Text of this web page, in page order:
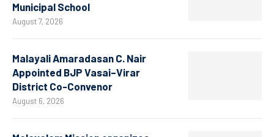
Municipal School
August 7, 2026
Malayali Amaradasan C. Nair
Appointed BJP Vasai–Virar
District Co-Convenor
August 6, 2026